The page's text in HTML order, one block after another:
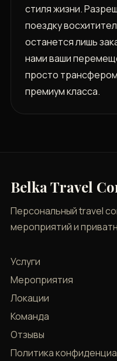
стиля жизни.
поездку
останется лишь
нами ваши
просто
премиум класса.
Belka Travel
Персональный travel
мероприятий и
Услуги
Мероприятия
Локации
Команда
Отзывы
Политика